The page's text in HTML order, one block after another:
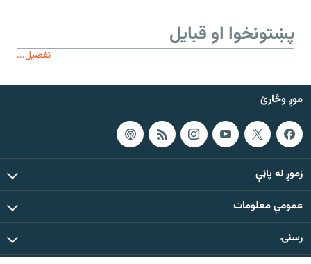
پښتونخوا او قبایل
تفصیل...
موږ وڅارئ
زموږ له پاڼې
عمومي معلومات
رسنۍ